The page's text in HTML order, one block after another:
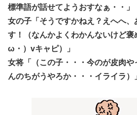
標準語が話せてようおすなぁ・・」
女の子「そうですかねえ？えへへ、
す！（なんかよくわかんないけど褒
ω・）vキャピ）」
女将「（この子・・・今のが皮肉
んのちがうやろか・・・イライラ）